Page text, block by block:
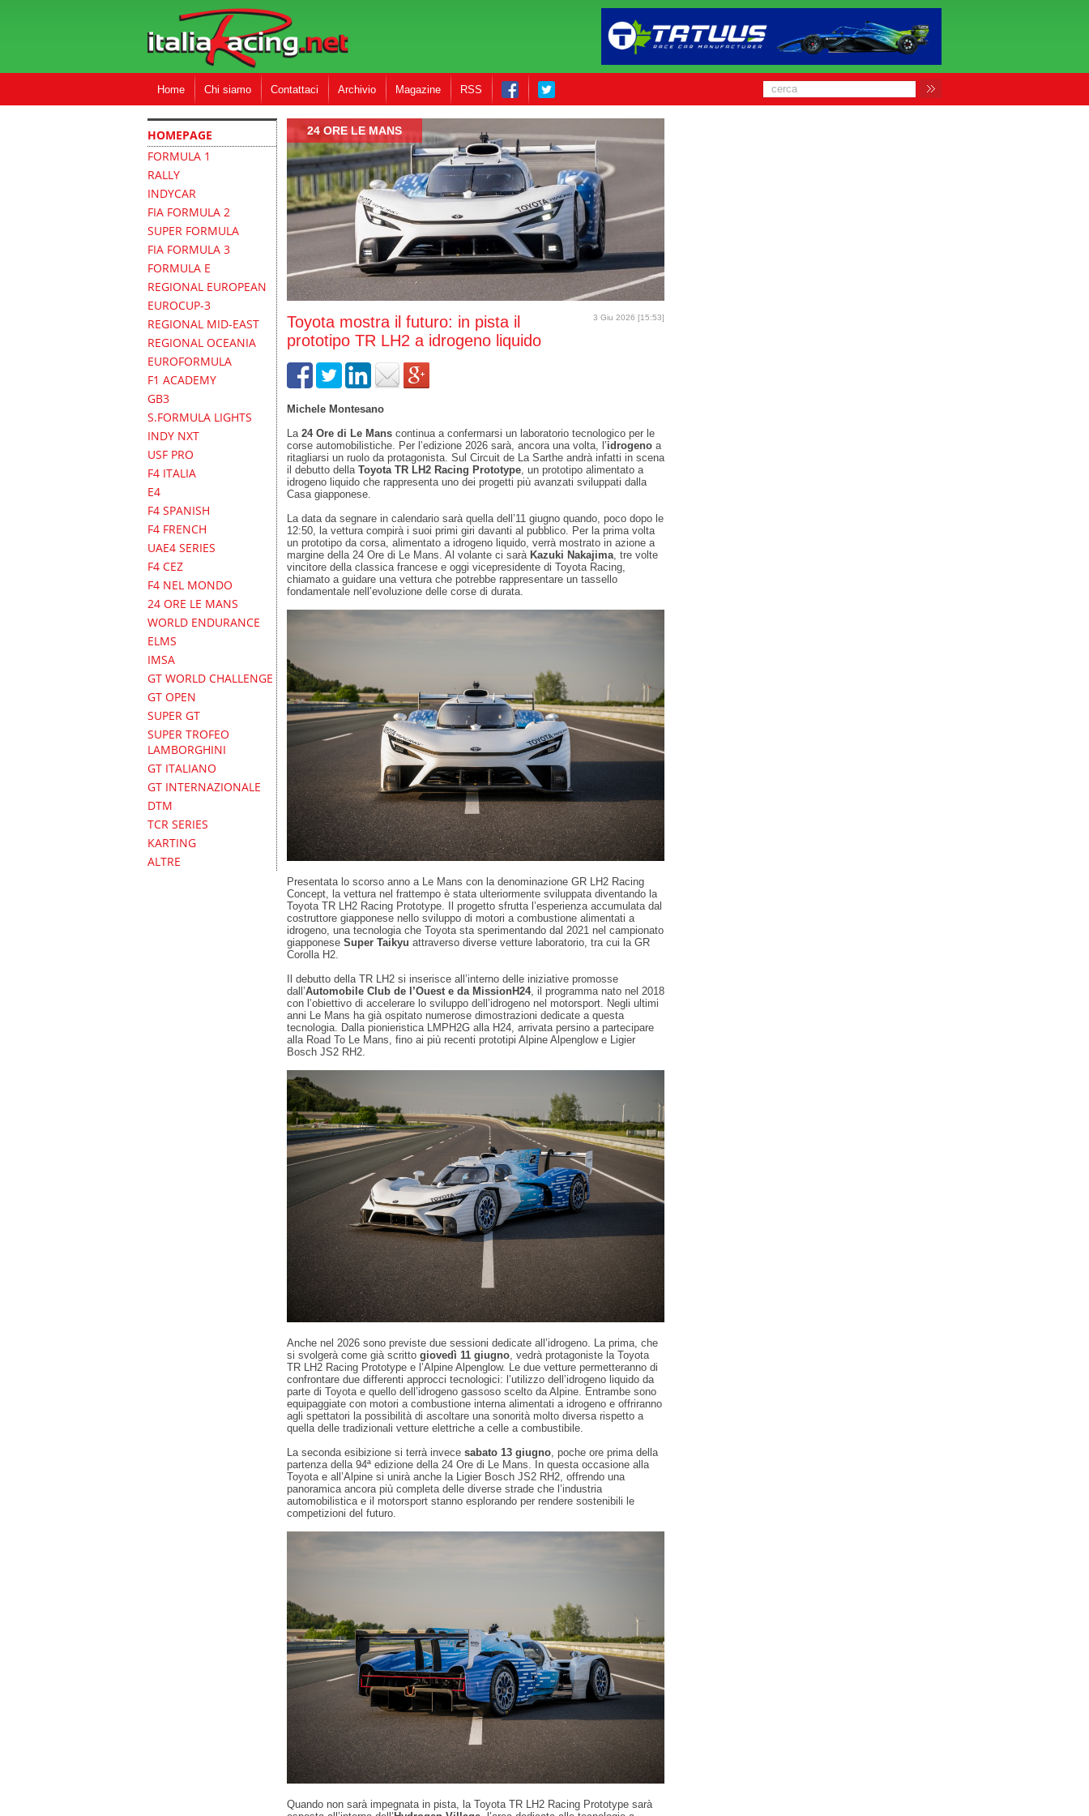
Home Chi siamo Contattaci Archivio Magazine RSS
HOMEPAGE
FORMULA 1
RALLY
INDYCAR
FIA FORMULA 2
SUPER FORMULA
FIA FORMULA 3
FORMULA E
REGIONAL EUROPEAN
EUROCUP-3
REGIONAL MID-EAST
REGIONAL OCEANIA
EUROFORMULA
F1 ACADEMY
GB3
S.FORMULA LIGHTS
INDY NXT
USF PRO
F4 ITALIA
E4
F4 SPANISH
F4 FRENCH
UAE4 SERIES
F4 CEZ
F4 NEL MONDO
24 ORE LE MANS
WORLD ENDURANCE
ELMS
IMSA
GT WORLD CHALLENGE
GT OPEN
SUPER GT
SUPER TROFEO
LAMBORGHINI
GT ITALIANO
GT INTERNAZIONALE
DTM
TCR SERIES
KARTING
ALTRE
24 ORE LE MANS
3 Giu 2026 [15:53]
Toyota mostra il futuro: in pista il
prototipo TR LH2 a idrogeno liquido
Michele Montesano
La 24 Ore di Le Mans continua a confermarsi un laboratorio tecnologico per le
corse automobilistiche. Per l’edizione 2026 sarà, ancora una volta, l’idrogeno a
ritagliarsi un ruolo da protagonista. Sul Circuit de La Sarthe andrà infatti in scena
il debutto della Toyota TR LH2 Racing Prototype , un prototipo alimentato a
idrogeno liquido che rappresenta uno dei progetti più avanzati sviluppati dalla
Casa giapponese.
La data da segnare in calendario sarà quella dell’11 giugno quando, poco dopo le
12:50, la vettura compirà i suoi primi giri davanti al pubblico. Per la prima volta
un prototipo da corsa, alimentato a idrogeno liquido, verrà mostrato in azione a
margine della 24 Ore di Le Mans. Al volante ci sarà Kazuki Nakajima , tre volte
vincitore della classica francese e oggi vicepresidente di Toyota Racing,
chiamato a guidare una vettura che potrebbe rappresentare un tassello
fondamentale nell’evoluzione delle corse di durata.
Presentata lo scorso anno a Le Mans con la denominazione GR LH2 Racing
Concept, la vettura nel frattempo è stata ulteriormente sviluppata diventando la
Toyota TR LH2 Racing Prototype. Il progetto sfrutta l’esperienza accumulata dal
costruttore giapponese nello sviluppo di motori a combustione alimentati a
idrogeno, una tecnologia che Toyota sta sperimentando dal 2021 nel campionato
giapponese Super Taikyu attraverso diverse vetture laboratorio, tra cui la GR
Corolla H2.
Il debutto della TR LH2 si inserisce all’interno delle iniziative promosse
dall’Automobile Club de l’Ouest e da MissionH24, il programma nato nel 2018
con l’obiettivo di accelerare lo sviluppo dell’idrogeno nel motorsport. Negli ultimi
anni Le Mans ha già ospitato numerose dimostrazioni dedicate a questa
tecnologia. Dalla pionieristica LMPH2G alla H24, arrivata persino a partecipare
alla Road To Le Mans, fino ai più recenti prototipi Alpine Alpenglow e Ligier
Bosch JS2 RH2.
Anche nel 2026 sono previste due sessioni dedicate all’idrogeno. La prima, che
si svolgerà come già scritto giovedì 11 giugno, vedrà protagoniste la Toyota
TR LH2 Racing Prototype e l’Alpine Alpenglow. Le due vetture permetteranno di
confrontare due differenti approcci tecnologici: l’utilizzo dell’idrogeno liquido da
parte di Toyota e quello dell’idrogeno gassoso scelto da Alpine. Entrambe sono
equipaggiate con motori a combustione interna alimentati a idrogeno e offriranno
agli spettatori la possibilità di ascoltare una sonorità molto diversa rispetto a
quella delle tradizionali vetture elettriche a celle a combustibile.
La seconda esibizione si terrà invece sabato 13 giugno, poche ore prima della
partenza della 94ª edizione della 24 Ore di Le Mans. In questa occasione alla
Toyota e all’Alpine si unirà anche la Ligier Bosch JS2 RH2, offrendo una
panoramica ancora più completa delle diverse strade che l’industria
automobilistica e il motorsport stanno esplorando per rendere sostenibili le
competizioni del futuro.
Quando non sarà impegnata in pista, la Toyota TR LH2 Racing Prototype sarà